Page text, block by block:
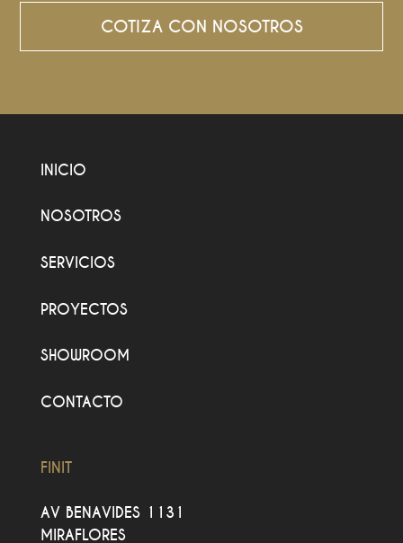
COTIZA CON NOSOTROS
INICIO
NOSOTROS
SERVICIOS
PROYECTOS
SHOWROOM
CONTACTO
FINIT
AV BENAVIDES 1131
MIRAFLORES